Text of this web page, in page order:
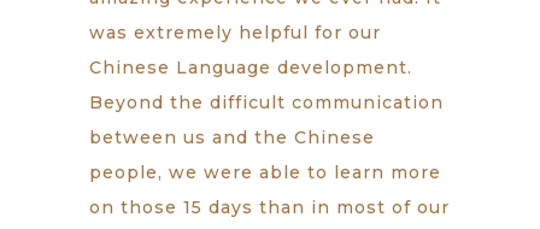
was extremely helpful for our
Chinese Language development.
Beyond the difficult communication
between us and the Chinese
people, we were able to learn more
on those 15 days than in most of our